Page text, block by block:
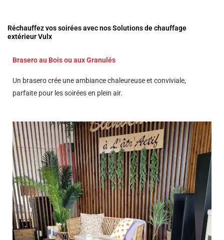
Réchauffez vos soirées avec nos Solutions de chauffage
extérieur Vulx
Brasero au Bois ou aux Granulés
Un brasero crée une ambiance chaleureuse et conviviale,
parfaite pour les soirées en plein air.